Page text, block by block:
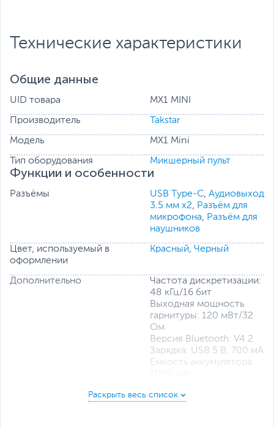
7 часов, подзарядка во время работы.
Технические характеристики
Общие данные
UID товара MX1 MINI
Производитель Takstar
Модель MX1 Mini
Тип оборудования Микшерный пульт
Функции и особенности
Разъёмы USB Type-C, Аудиовыход
3.5 мм x2, Разъём для
микрофона, Разъём для
наушников
Цвет, используемый в
оформлении
Красный, Черный
Дополнительно
Частота дискретизации:
48 кГц/16 бит
Выходная мощность
гарнитуры: 120 мВт/32
Ом
Версия Bluetooth: V4.2
Зарядка: USB 5 В, 700 мА
Емкость аккумулятора:
примерно 2,5 часа